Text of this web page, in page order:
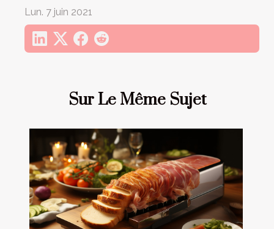
Sur Le Même Sujet
Lun. 7 juin 2021